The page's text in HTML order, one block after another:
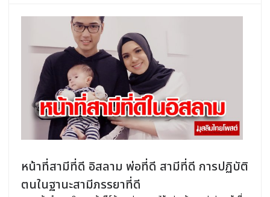
หน้าที่สามีที่ดี อิสลาม พ่อที่ดี สามีที่ดี การปฏิบัติ
ตนในฐานะสามีภรรยาที่ดี